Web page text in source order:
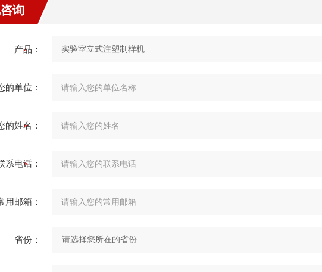
询
产品：
的单位：
的姓名：
系电话：
用邮箱：
省份：